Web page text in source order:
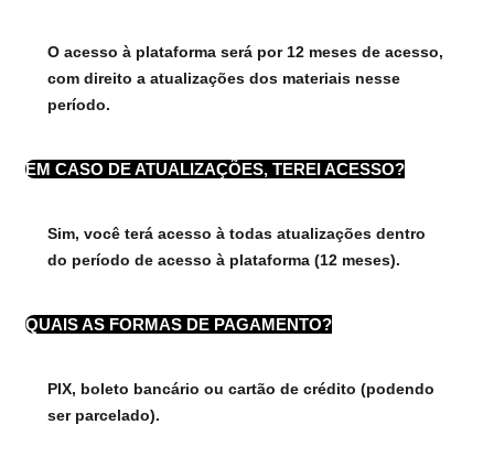
O acesso à plataforma será por 12 meses de acesso,
com direito a atualizações dos materiais nesse
período.
EM CASO DE ATUALIZAÇÕES, TEREI ACESSO?
Sim, você terá acesso à todas atualizações dentro
do período de acesso à plataforma (12 meses).
QUAIS AS FORMAS DE PAGAMENTO?
PIX, boleto bancário ou cartão de crédito (podendo
ser parcelado).